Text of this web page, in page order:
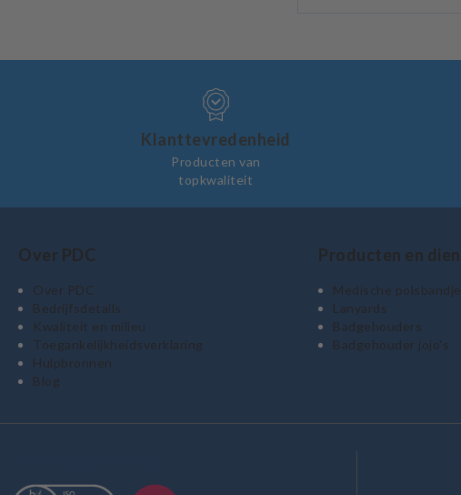
Klanttevredenheid
Producten van
topkwaliteit
Over PDC
Over PDC
Bedrijfsdetails
Kwaliteit en milieu
Toegankelijkheidsverklaring
Hulpbronnen
Blog
Producten en
Medische
Lanyards
Badgehouders
Badgehouder jojo's